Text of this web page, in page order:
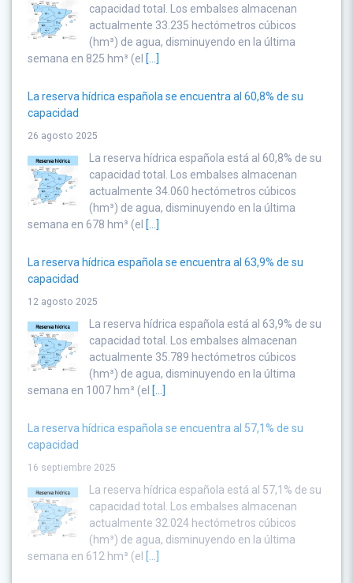
capacidad total. Los embalses almacenan
actualmente 33.235 hectómetros cúbicos
(hm³) de agua, disminuyendo en la última
semana en 825 hm³ (el [...]
La reserva hídrica española se encuentra al 60,8% de su
capacidad
26 agosto 2025
La reserva hídrica española está al 60,8% de su
capacidad total. Los embalses almacenan
actualmente 34.060 hectómetros cúbicos
(hm³) de agua, disminuyendo en la última
semana en 678 hm³ (el [...]
La reserva hídrica española se encuentra al 63,9% de su
capacidad
12 agosto 2025
La reserva hídrica española está al 63,9% de su
capacidad total. Los embalses almacenan
actualmente 35.789 hectómetros cúbicos
(hm³) de agua, disminuyendo en la última
semana en 1007 hm³ (el [...]
La reserva hídrica española se encuentra al 57,1% de su
capacidad
16 septiembre 2025
La reserva hídrica española está al 57,1% de su
capacidad total. Los embalses almacenan
actualmente 32.024 hectómetros cúbicos
(hm³) de agua, disminuyendo en la última
semana en 612 hm³ (el
[...]